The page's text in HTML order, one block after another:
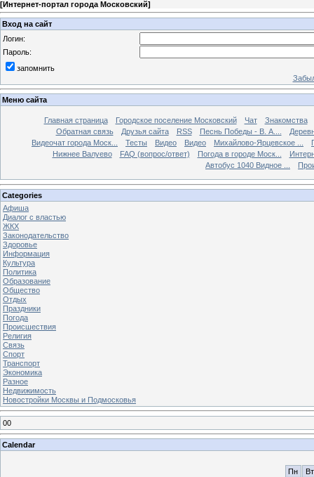
[Интернет-портал города Московский]
Вход на сайт
Логин:
Пароль:
запомнить
Меню сайта
Главная страница Городское поселение Московский Чат
Знакомства
Обратная связь
Друзья сайта RSS Песнь Победы - В. А....
Видеочат города Моск...
Тесты Видео Видео Михайлово-Ярцевское ...
Нижнее Валуево
FAQ (вопрос/ответ) Погода в городе Моск...
Автобус 1040 Видное ...
Categories
Афиша
Диалог с властью
ЖКХ
Законодательство
Здоровье
Информация
Культура
Политика
Образование
Общество
Отдых
Праздники
Погода
Происшествия
Религия
Связь
Спорт
Транспорт
Экономика
Разное
Недвижимость
Новостройки Москвы и Подмосковья
00
Calendar
Пн
Вт